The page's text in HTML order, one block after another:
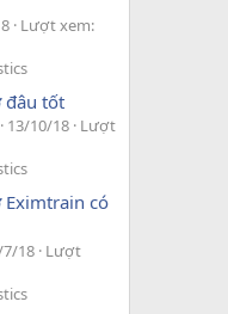
Lượt xem:
đâu tốt
13/10/18 Lượt
Eximtrain có
7/18 Lượt